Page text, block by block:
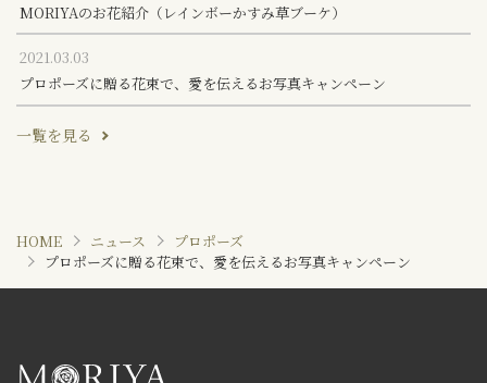
MORIYAのお花紹介（レインボーかすみ草ブーケ）
2021.03.03
プロポーズに贈る花束で、愛を伝えるお写真キャンペーン
一覧を見る
HOME ニュース
プロポーズ
プロポーズに贈る花束で、愛を伝えるお写真キャンペーン